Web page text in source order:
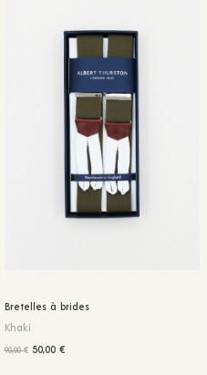
Bretelles à brides
Khaki
90,00€ 50,00€